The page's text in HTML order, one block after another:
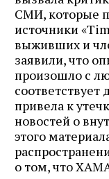
СМИ, которые
источники
выживших и
заявили, что
произошло с
соответствует
привела к
новостей о
этого
о том, что